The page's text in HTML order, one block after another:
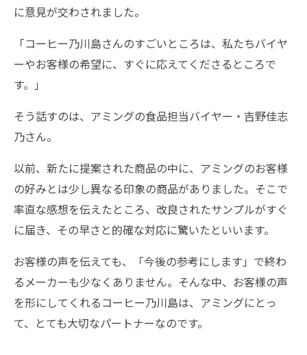
に意見が交わされました。
「コーヒー乃川島さんのすごいところは、私たちバイヤ
ーやお客様の希望に、すぐに応えてくださるところで
す。」
そう話すのは、アミングの食品担当バイヤー・吉野佳志
乃さん。
以前、新たに提案された商品の中に、アミングのお客様
の好みとは少し異なる印象の商品がありました。そこで
率直な感想を伝えたところ、改良されたサンプルがすぐ
に届き、その早さと的確な対応に驚いたといいます。
お客様の声を伝えても、「今後の参考にします」で終わ
るメーカーも少なくありません。そんな中、お客様の声
を形にしてくれるコーヒー乃川島は、アミングにとっ
て、とても大切なパートナーなのです。